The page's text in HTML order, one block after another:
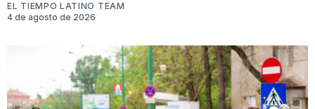
EL TIEMPO LATINO TEAM
4 de agosto de 2026